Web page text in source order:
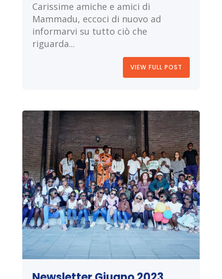
Carissime amiche e amici di
Mammadu, eccoci di nuovo ad
informarvi su tutto ciò che
riguarda...
VIEW FULL POST